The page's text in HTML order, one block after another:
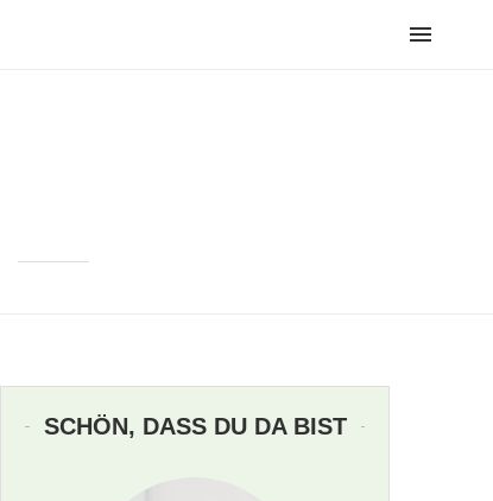
SCHÖN, DASS DU DA BIST